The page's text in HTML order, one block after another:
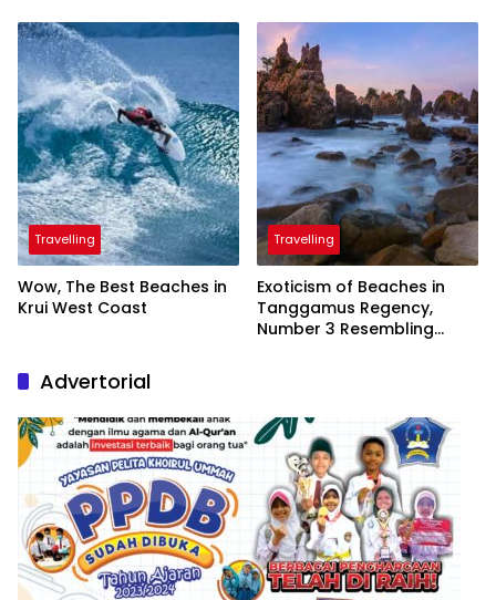
President
Travelling
Wow, The Best Beaches in
Krui West Coast
Travelling
Exoticism of Beaches in
Tanggamus Regency,
Number 3 Resembling
Advertorial